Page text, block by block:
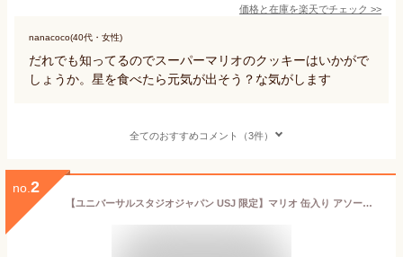
価格と在庫を楽天でチェック >>
nanacoco(40代・女性)
だれでも知ってるのでスーパーマリオのクッキーはいかがで
しょうか。星を食べたら元気が出そう？な気がします
全てのおすすめコメント（3件）
no. 2
【ユニバーサルスタジオジャパン USJ 限定】マリオ 缶入り アソートクランチ チョコレート ミルク＆ホワイト 土管 お土産 お菓子 ユニバ グッズ プレゼント